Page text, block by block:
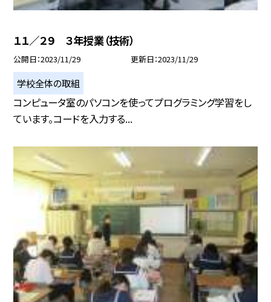
１１／２９ ３年授業（技術）
公開日 2023/11/29 更新日 2023/11/29
学校全体の取組
コンピュータ室のパソコンを使ってプログラミング学習をし
ています。コードを入力する...